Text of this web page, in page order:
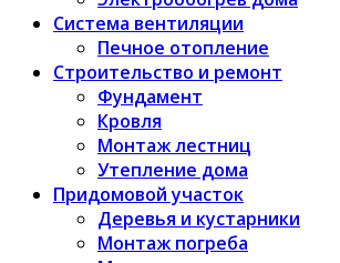
Система вентиляции
Печное отопление
Строительство и ремонт
Фундамент
Кровля
Монтаж лестниц
Утепление дома
Придомовой участок
Деревья и кустарники
Монтаж погреба